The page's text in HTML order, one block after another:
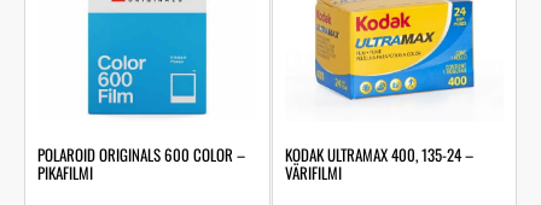
POLAROID ORIGINALS 600 COLOR –
PIKAFILMI
KODAK ULTRAMAX 400, 135-24 –
VÄRIFILMI